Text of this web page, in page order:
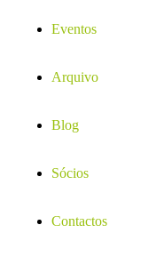
Eventos
Arquivo
Blog
Sócios
Contactos